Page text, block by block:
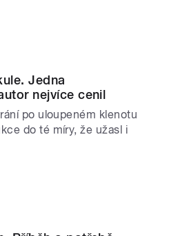
Jedna
nejvíce cenil
po uloupeném klenotu
do té míry, že užasl i